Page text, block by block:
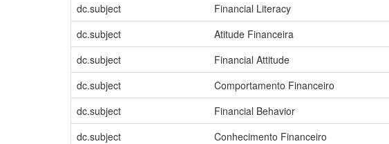
dc.subject
Financial Literacy
dc.subject
Atitude Financeira
dc.subject
Financial Attitude
dc.subject
Comportamento Financeiro
dc.subject
Financial Behavior
dc.subject
Conhecimento Financeiro